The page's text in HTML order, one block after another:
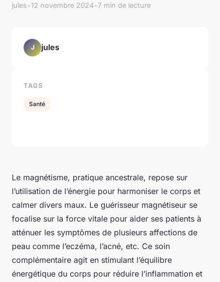
jules•12 novembre 2024•7 min de lecture
Le magnétisme, pratique ancestrale, repose sur
l’utilisation de l’énergie pour harmoniser le corps et
calmer divers maux. Le guérisseur magnétiseur se
focalise sur la force vitale pour aider ses patients à
atténuer les symptômes de plusieurs affections de
peau comme l’eczéma, l’acné, etc. Ce soin
complémentaire agit en stimulant l’équilibre
énergétique du corps pour réduire l’inflammation et
J jules
TAGS
Santé